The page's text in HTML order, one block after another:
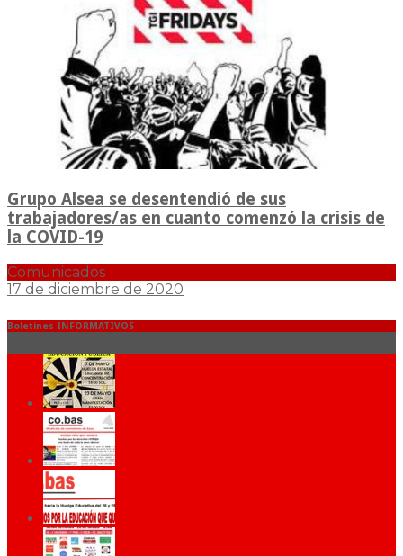
Grupo Alsea se desentendió de sus
trabajadores/as en cuanto comenzó la crisis de
la COVID-19
Comunicados
17 de diciembre de 2020
Boletines INFORMATIVOS